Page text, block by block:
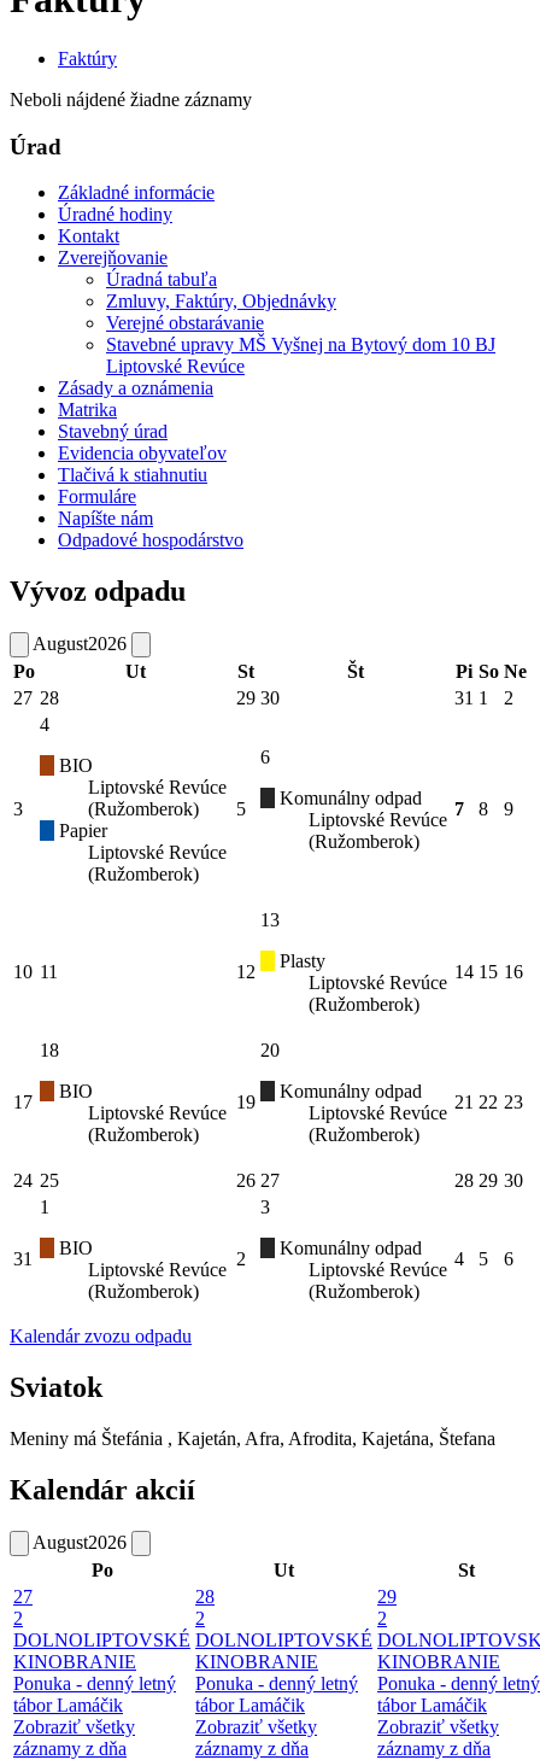
Faktúry
Neboli nájdené žiadne záznamy
Úrad
Základné informácie
Úradné hodiny
Kontakt
Zverejňovanie
Úradná tabuľa
Zmluvy, Faktúry, Objednávky
Verejné obstarávanie
Stavebné upravy MŠ Vyšnej na Bytový dom 10 BJ
Liptovské Revúce
Zásady a oznámenia
Matrika
Stavebný úrad
Evidencia obyvateľov
Tlačivá k stiahnutiu
Formuláre
Napíšte nám
Odpadové hospodárstvo
Vývoz odpadu
August2026
Po
Ut St Št Pi So Ne
27 28 29 30 31 1 2
3
4
BIO
Liptovské Revúce
(Ružomberok)
Papier
Liptovské Revúce
(Ružomberok)
5
6
Komunálny odpad
Liptovské Revúce
(Ružomberok)
7 8 9
10 11 12
13
Plasty
Liptovské Revúce
(Ružomberok)
14 15 16
17
18
BIO
Liptovské Revúce
(Ružomberok)
19
20
Komunálny odpad
Liptovské Revúce
(Ružomberok)
21 22 23
24 25 26 27 28 29 30
31
1
BIO
Liptovské Revúce
(Ružomberok)
2
3
Komunálny odpad
Liptovské Revúce
(Ružomberok)
4 5 6
Kalendár zvozu odpadu
Sviatok
Meniny má Štefánia , Kajetán, Afra, Afrodita, Kajetána, Štefana
Kalendár akcií
August2026
Po
Ut
St
27
2
DOLNOLIPTOVSKÉ
KINOBRANIE
Ponuka - denný letný
tábor Lamáčik
Zobraziť všetky
záznamy z dňa
28
2
DOLNOLIPTOVSKÉ
KINOBRANIE
Ponuka - denný letný
tábor Lamáčik
Zobraziť všetky
záznamy z dňa
29
2
KINOBRANIE
Ponuka - denný letný
tábor Lamáčik
Zobraziť všetky
záznamy z dňa